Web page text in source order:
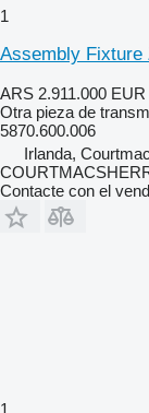
1
Assembly Fixture
ARS 2.911.000 EUR
Otra pieza de
5870.600.006
Irlanda,
Contacte con el